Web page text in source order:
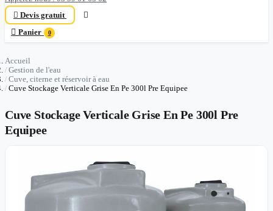
 Devis gratuit

 Panier 0
Accueil
Gestion de l'eau
Cuve, citerne et réservoir à eau
Cuve Stockage Verticale Grise En Pe 300l Pre Equipee
Cuve Stockage Verticale Grise En Pe 300l Pre
Equipee